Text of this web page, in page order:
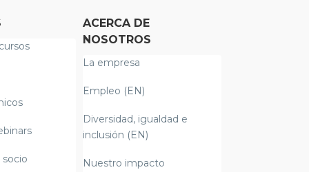
ACERCA DE
NOSOTROS
La empresa
Empleo (EN)
Diversidad, igualdad e
inclusión (EN)
Nuestro impacto